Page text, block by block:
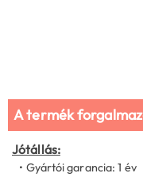
A termék
Jótállás:
• Gyártói garancia: 1 év